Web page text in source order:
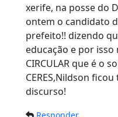
xerife, na posse do
ontem o candidato
prefeito!! dizendo
educação e por
CIRCULAR que é o
CERES,Nildson
discurso!
Responder